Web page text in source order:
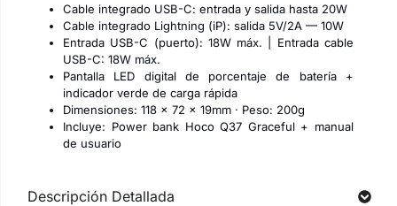
Cable integrado USB-C: entrada y salida hasta 20W
Cable integrado Lightning (iP): salida 5V/2A — 10W
Entrada USB-C (puerto): 18W máx. | Entrada cable
USB-C: 18W máx.
Pantalla LED digital de porcentaje de batería +
indicador verde de carga rápida
Dimensiones: 118 × 72 × 19mm · Peso: 200g
Incluye: Power bank Hoco Q37 Graceful + manual
de usuario
Descripción Detallada